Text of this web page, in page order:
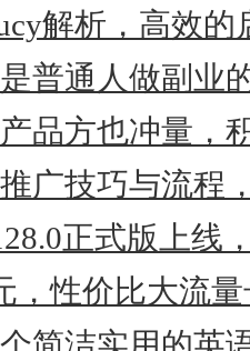
解析，高效
普通人做副业
品方也冲量，
广技巧与流程
正式版上线
，性价比大流